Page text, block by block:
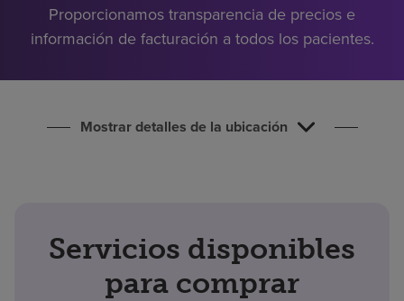
Proporcionamos transparencia de precios e
información de facturación a todos los pacientes.
Mostrar detalles de la ubicación
Servicios disponibles
para comprar